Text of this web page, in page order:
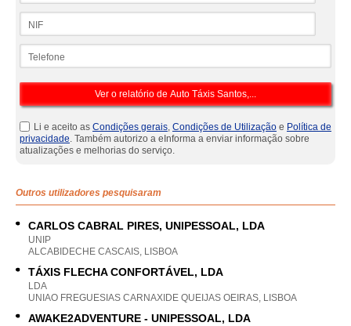
Li e aceito as Condições gerais, Condições de Utilização e Política de
privacidade. Também autorizo a eInforma a enviar informação sobre
atualizações e melhorias do serviço.
Outros utilizadores pesquisaram
CARLOS CABRAL PIRES, UNIPESSOAL, LDA
UNIP
ALCABIDECHE CASCAIS, LISBOA
TÁXIS FLECHA CONFORTÁVEL, LDA
LDA
UNIAO FREGUESIAS CARNAXIDE QUEIJAS OEIRAS, LISBOA
AWAKE2ADVENTURE - UNIPESSOAL, LDA